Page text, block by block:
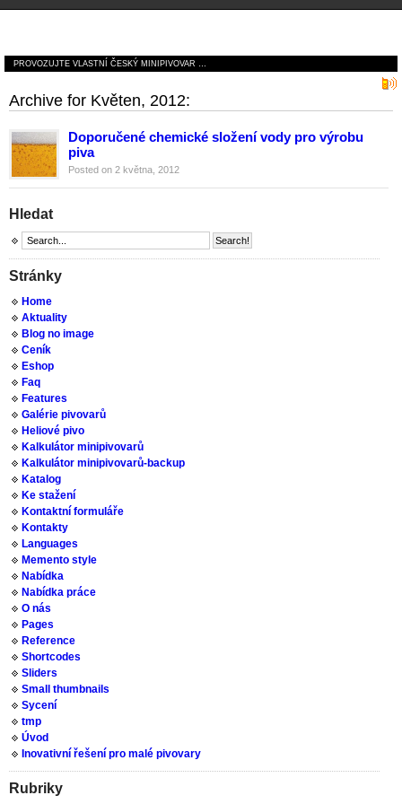
PROVOZUJTE VLASTNÍ ČESKÝ MINIPIVOVAR …
Archive for Květen, 2012:
Doporučené chemické složení vody pro výrobu
piva
Posted on 2 května, 2012
Hledat
Stránky
Home
Aktuality
Blog no image
Ceník
Eshop
Faq
Features
Galérie pivovarů
Heliové pivo
Kalkulátor minipivovarů
Kalkulátor minipivovarů-backup
Katalog
Ke stažení
Kontaktní formuláře
Kontakty
Languages
Memento style
Nabídka
Nabídka práce
O nás
Pages
Reference
Shortcodes
Sliders
Small thumbnails
Sycení
tmp
Úvod
Inovativní řešení pro malé pivovary
Rubriky